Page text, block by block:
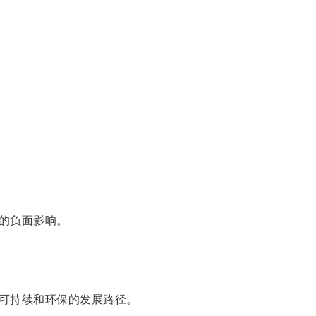
面影响。
续和环保的发展路径。